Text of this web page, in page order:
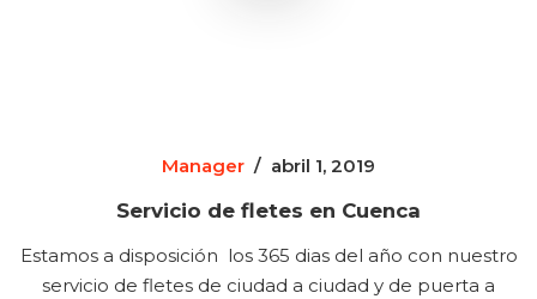
Manager / abril 1, 2019
Servicio de fletes en Cuenca
Estamos a disposición los 365 dias del año con nuestro
servicio de fletes de ciudad a ciudad y de puerta a